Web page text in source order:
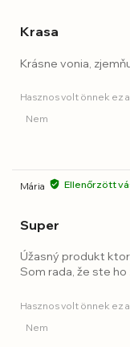
Krasa
Krásne vonia,
Hasznos volt önnek ez
Nem
Mária Ellenőrzött
Super
Úžasný produkt
Som rada, že ste ho
Hasznos volt önnek ez
Nem